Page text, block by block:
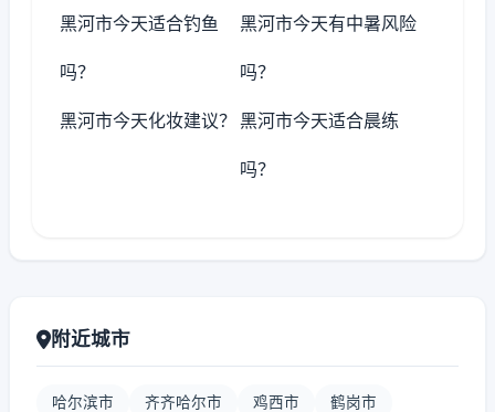
黑河市今天适合钓鱼
吗？
黑河市今天有中暑风险
吗？
黑河市今天化妆建议？ 黑河市今天适合晨练
吗？
附近城市
哈尔滨市 齐齐哈尔市 鸡西市 鹤岗市